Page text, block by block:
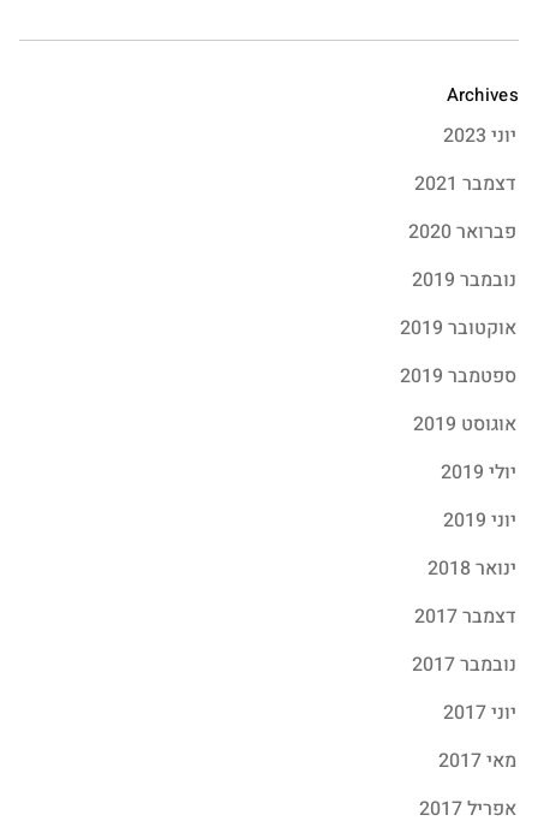
Archives
יוני 2023
דצמבר 2021
פברואר 2020
נובמבר 2019
אוקטובר 2019
ספטמבר 2019
אוגוסט 2019
יולי 2019
יוני 2019
ינואר 2018
דצמבר 2017
נובמבר 2017
יוני 2017
מאי 2017
אפריל 2017